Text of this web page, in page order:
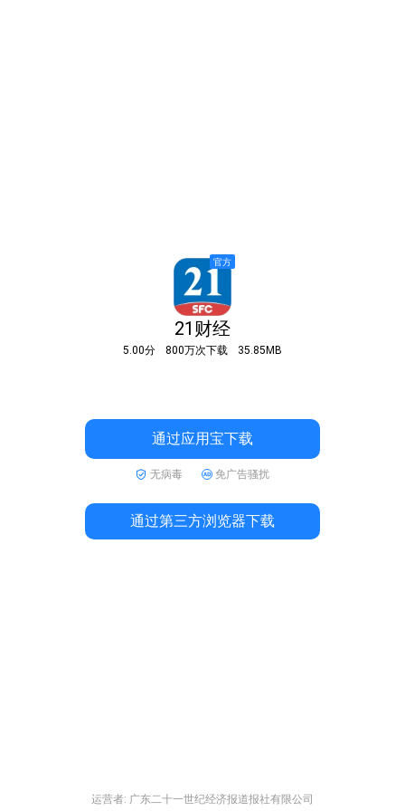
21财经
5.00分 800万次下载 35.85MB
通过应用宝下载
无病毒 免广告骚扰
通过第三方浏览器下载
运营者: 广东二十一世纪经济报道报社有限公司